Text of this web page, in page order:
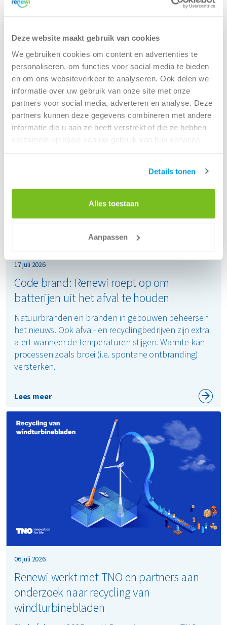
Deze website maakt gebruik van cookies
We gebruiken cookies om content en advertenties te
personaliseren, om functies voor social media te bieden
en om ons websiteverkeer te analyseren. Ook delen we
informatie over uw gebruik van onze site met onze
partners voor social media, adverteren en analyse. Deze
partners kunnen deze gegevens combineren met andere
informatie die u aan ze heeft verstrekt of die ze hebben
verzameld op basis van uw gebruik van hun services.
Details tonen
Alles toestaan
Aanpassen
vooruitgang te boeken.
Lees meer over onze duurzaamheid
Actueel
Code brand: Renewi roept op om
batterijen uit het afval te houden
17 juli 2026
Natuurbranden en branden in gebouwen beheersen
het nieuws. Ook afval- en recyclingbedrijven zijn extra
alert wanneer de temperaturen stijgen. Warmte kan
processen zoals broei (i.e. spontane ontbranding)
versterken.
Lees meer
Renewi werkt met TNO en partners aan
onderzoek naar recycling van
windturbinebladen
06 juli 2026